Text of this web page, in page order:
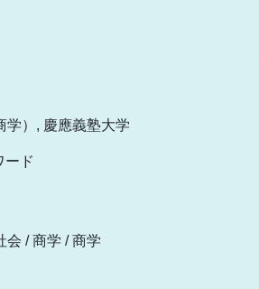
学）, 慶應義塾大学
ード
会 / 商学 / 商学